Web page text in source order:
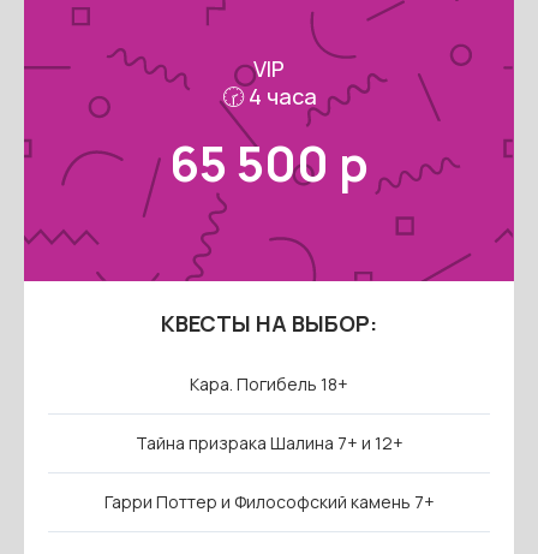
VIP
🕝 4 часа
65 500 р
КВЕСТЫ НА ВЫБОР:
Кара. Погибель 18+
Тайна призрака Шалина 7+ и 12+
Гарри Поттер и Философский камень 7+